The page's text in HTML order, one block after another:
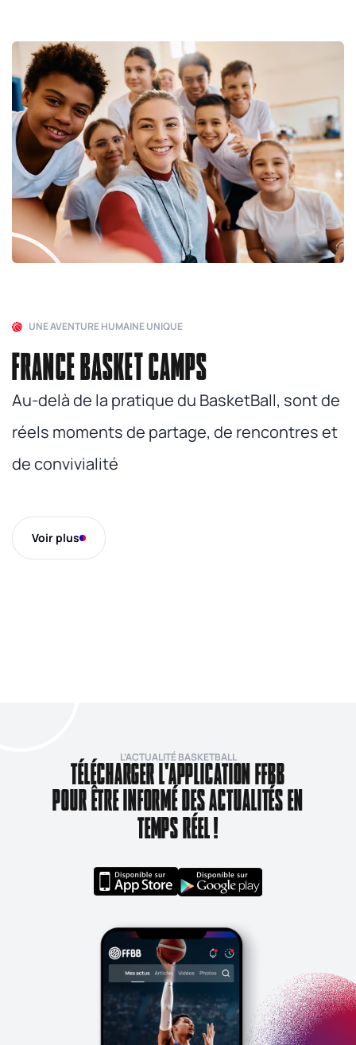
UNE AVENTURE HUMAINE UNIQUE
FRANCE BASKET CAMPS
Au-delà de la pratique du BasketBall, sont de
réels moments de partage, de rencontres et
de convivialité
Voir plus
L’ACTUALITÉ BASKETBALL
TÉLÉCHARGER L'APPLICATION FFBB
POUR ÊTRE INFORMÉ DES ACTUALITÉS EN
TEMPS RÉEL !